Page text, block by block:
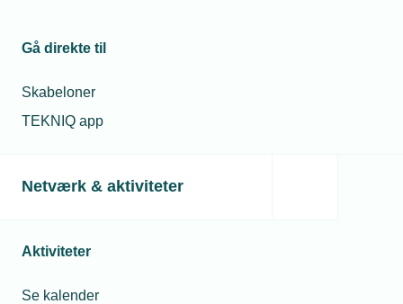
Gå direkte til
Skabeloner
TEKNIQ app
Netværk & aktiviteter
Aktiviteter
Se kalender
Corona Økonomi